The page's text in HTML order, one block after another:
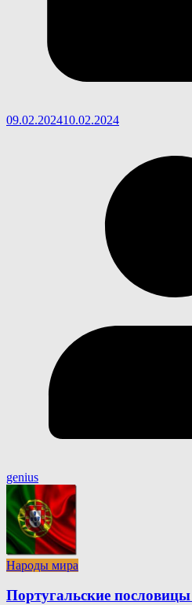
09.02.202410.02.2024
genius
Народы мира
Португальские